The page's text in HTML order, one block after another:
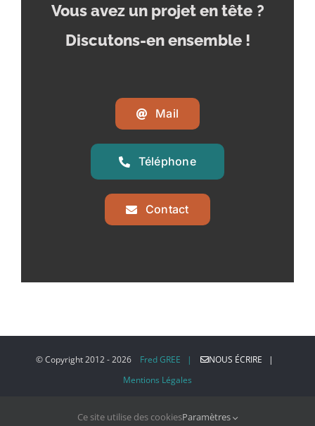
Vous avez un projet en tête ?
Discutons-en ensemble !
Mail
Téléphone
Contact
© Copyright 2012 -2026 Fred GREE |
NOUS ÉCRIRE |
Mentions Légales
Ce site utilise des cookiesParamètres